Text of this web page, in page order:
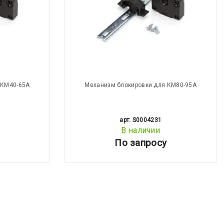
КМ40-65А Механизм блокировки для КМ80-95А
арт: S0004231
В наличии
По запросу